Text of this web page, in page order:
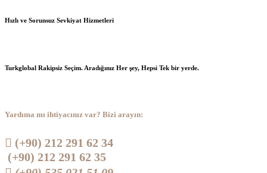
Hızlı ve Sorunsuz Sevkiyat Hizmetleri
Turkglobal Rakipsiz Seçim. Aradığınız Her şey, Hepsi Tek bir yerde.
Yardıma mı ihtiyacınız var? Bizi arayın:
 (+90) 212 291 62 34
(+90) 212 291 62 35